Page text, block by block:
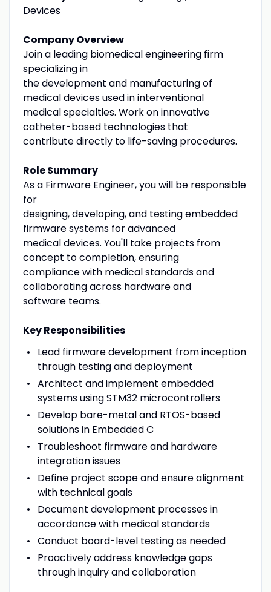
Devices
Company Overview
Join a leading biomedical engineering firm
specializing in
the development and manufacturing of
medical devices used in interventional
medical specialties. Work on innovative
catheter-based technologies that
contribute directly to life-saving procedures.
Role Summary
As a Firmware Engineer, you will be responsible
for
designing, developing, and testing embedded
firmware systems for advanced
medical devices. You'll take projects from
concept to completion, ensuring
compliance with medical standards and
collaborating across hardware and
software teams.
Key Responsibilities
Lead firmware development from inception
through testing and deployment
Architect and implement embedded
systems using STM32 microcontrollers
Develop bare-metal and RTOS-based
solutions in Embedded C
Troubleshoot firmware and hardware
integration issues
Define project scope and ensure alignment
with technical goals
Document development processes in
accordance with medical standards
Conduct board-level testing as needed
Proactively address knowledge gaps
through inquiry and collaboration